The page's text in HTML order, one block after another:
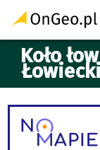
Koło